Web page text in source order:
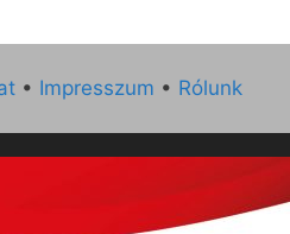
• Impresszum • Rólunk